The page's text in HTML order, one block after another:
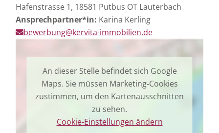
Hafenstrasse 1, 18581 Putbus OT Lauterbach
Ansprechpartner*in: Karina Kerling
bewerbung@kervita-immobilien.de
An dieser Stelle befindet sich Google
Maps. Sie müssen Marketing-Cookies
zustimmen, um den Kartenausschnitten
zu sehen.
Cookie-Einstellungen ändern